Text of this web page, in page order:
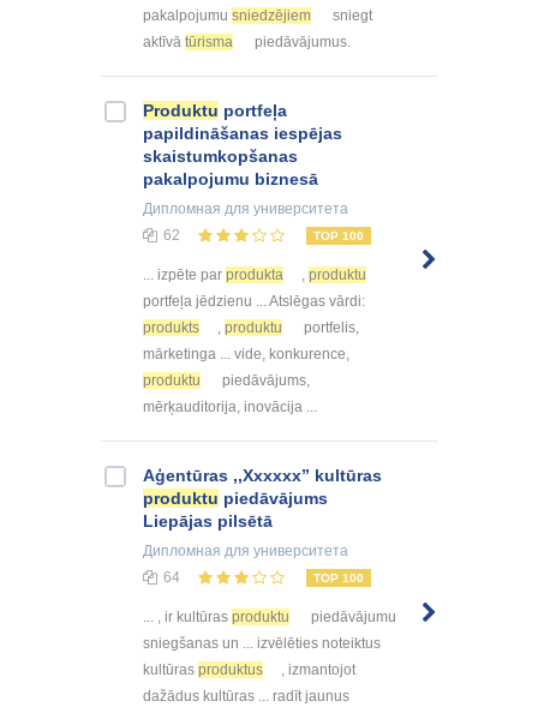
pakalpojumu sniedzējiem
sniegt
aktīvā tūrisma piedāvājumus.
Produktu portfeļa
papildināšanas iespējas
skaistumkopšanas
pakalpojumu biznesā
Дипломная для университета
62
TOP 100
... izpēte par produkta , produktu
portfeļa jēdzienu ... Atslēgas vārdi:
produkts
, produktu
portfelis,
mārketinga ... vide, konkurence,
produktu
piedāvājums,
mērķauditorija, inovācija ...
Aģentūras ,,Xxxxxx” kultūras
produktu piedāvājums
Liepājas pilsētā
Дипломная для университета
64
TOP 100
... , ir kultūras produktu
piedāvājumu
sniegšanas un ... izvēlēties noteiktus
kultūras produktus
, izmantojot
dažādus kultūras ... radīt jaunus